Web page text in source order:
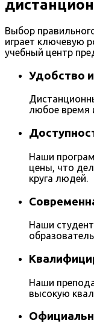
Выбор
играет ключевую
учебный центр
Удобство
любое время
Наши
цены, что
круга людей.
Наши
Наши
высокую